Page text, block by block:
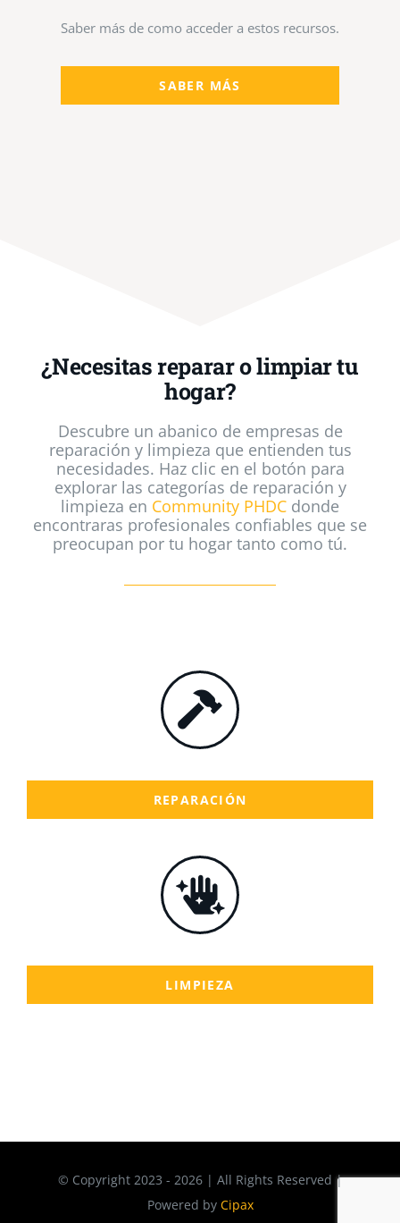
Saber más de como acceder a estos recursos.
SABER MÁS
¿Necesitas reparar o limpiar tu
hogar?
Descubre un abanico de empresas de
reparación y limpieza que entienden tus
necesidades. Haz clic en el botón para
explorar las categorías de reparación y
limpieza en Community PHDC donde
encontraras profesionales confiables que se
preocupan por tu hogar tanto como tú.
REPARACIÓN
LIMPIEZA
© Copyright 2023 - 2026 | All Rights Reserved |
Powered by Cipax